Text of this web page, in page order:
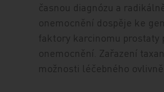
časnou diagnózu a
onemocnění dospěje ke
faktory karcinomu prostaty
onemocnění. Zařazení
možnosti léčebného